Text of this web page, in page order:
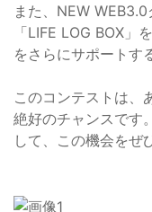
また、NEW
「LIFE LOG BOX」
をさらにサポートす
このコンテストは、
絶好のチャンスです
して、この機会をぜ